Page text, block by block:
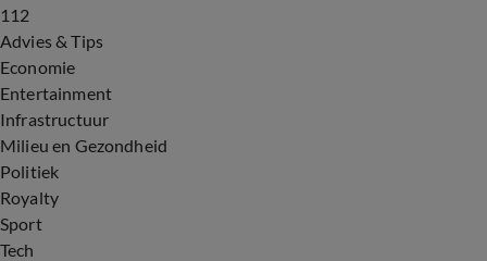
112
Advies & Tips
Economie
Entertainment
Infrastructuur
Milieu en Gezondheid
Politiek
Royalty
Sport
Tech